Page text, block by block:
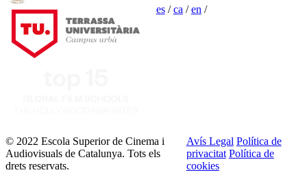
es/ca /en /
© 2022 Escola Superior de Cinema i
Audiovisuals de Catalunya. Tots els
drets reservats.
Avís Legal Política de
privacitat Política de
cookies